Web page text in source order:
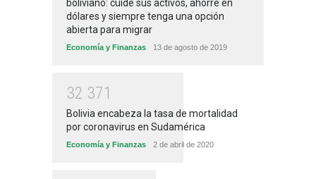
boliviano: cuide sus activos, ahorre en
dólares y siempre tenga una opción
abierta para migrar
Economía y Finanzas 13 de agosto de 2019
32 371
Bolivia encabeza la tasa de mortalidad
por coronavirus en Sudamérica
Economía y Finanzas 2 de abril de 2020